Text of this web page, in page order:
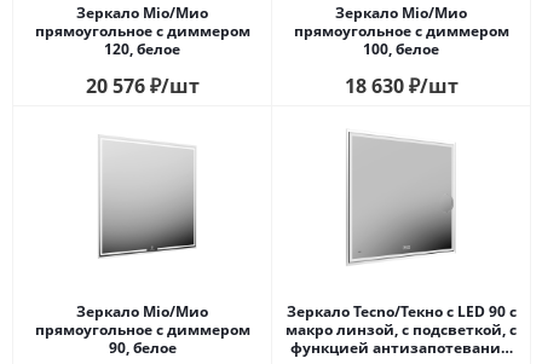
Зеркало Mio/Мио
прямоугольное с диммером
120, белое
20 576₽/шт
Зеркало Mio/Мио
прямоугольное с диммером
100, белое
18 630₽/шт
Зеркало Mio/Мио
прямоугольное с диммером
90, белое
Зеркало Tecno/Текно c LED 90 с
макро линзой, с подсветкой, с
функцией антизапотевание,